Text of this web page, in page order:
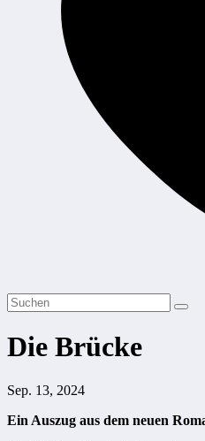
Die Brücke
Sep. 13, 2024
Ein Auszug aus dem neuen